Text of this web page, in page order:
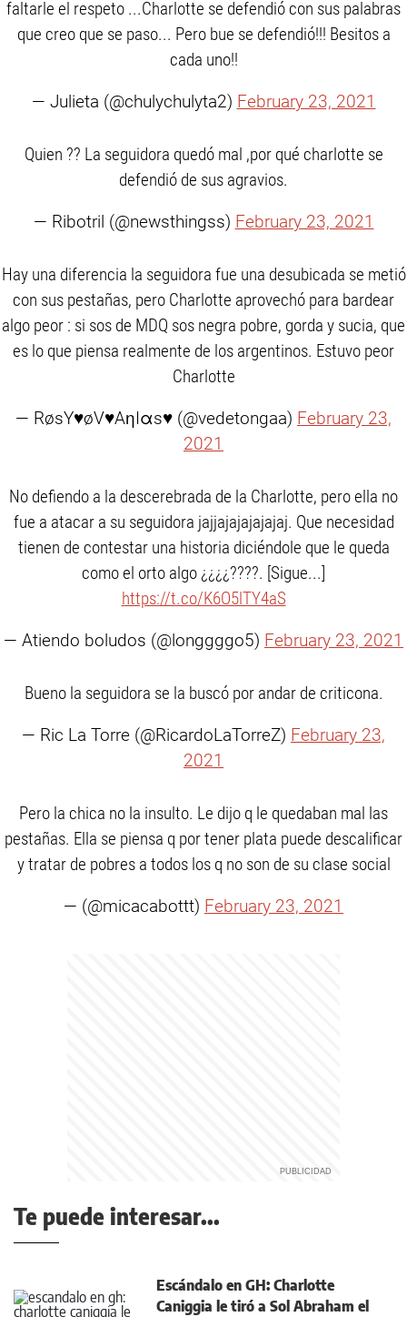
faltarle el respeto ...Charlotte se defendió con sus palabras
que creo que se paso... Pero bue se defendió!!! Besitos a
cada uno!!
— Julieta (@chulychulyta2) February 23, 2021
Quien ?? La seguidora quedó mal ,por qué charlotte se
defendió de sus agravios.
— Ribotril (@newsthingss) February 23, 2021
Hay una diferencia la seguidora fue una desubicada se metió
con sus pestañas, pero Charlotte aprovechó para bardear
algo peor : si sos de MDQ sos negra pobre, gorda y sucia, que
es lo que piensa realmente de los argentinos. Estuvo peor
Charlotte
— RøsY♥øV♥AηIαs♥ (@vedetongaa) February 23,
2021
No defiendo a la descerebrada de la Charlotte, pero ella no
fue a atacar a su seguidora jajjajajajajajaj. Que necesidad
tienen de contestar una historia diciéndole que le queda
como el orto algo ¿¿¿¿????. [Sigue...]
https://t.co/K6O5lTY4aS
— Atiendo boludos (@longgggo5) February 23, 2021
Bueno la seguidora se la buscó por andar de criticona.
— Ric La Torre (@RicardoLaTorreZ) February 23,
2021
Pero la chica no la insulto. Le dijo q le quedaban mal las
pestañas. Ella se piensa q por tener plata puede descalificar
y tratar de pobres a todos los q no son de su clase social
— (@micacabottt) February 23, 2021
Te puede interesar...
Escándalo en GH: Charlotte
Caniggia le tiró a Sol Abraham el